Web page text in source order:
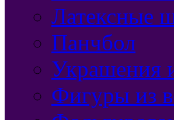
Латексные
Панчбол
Украшения
Фигуры из